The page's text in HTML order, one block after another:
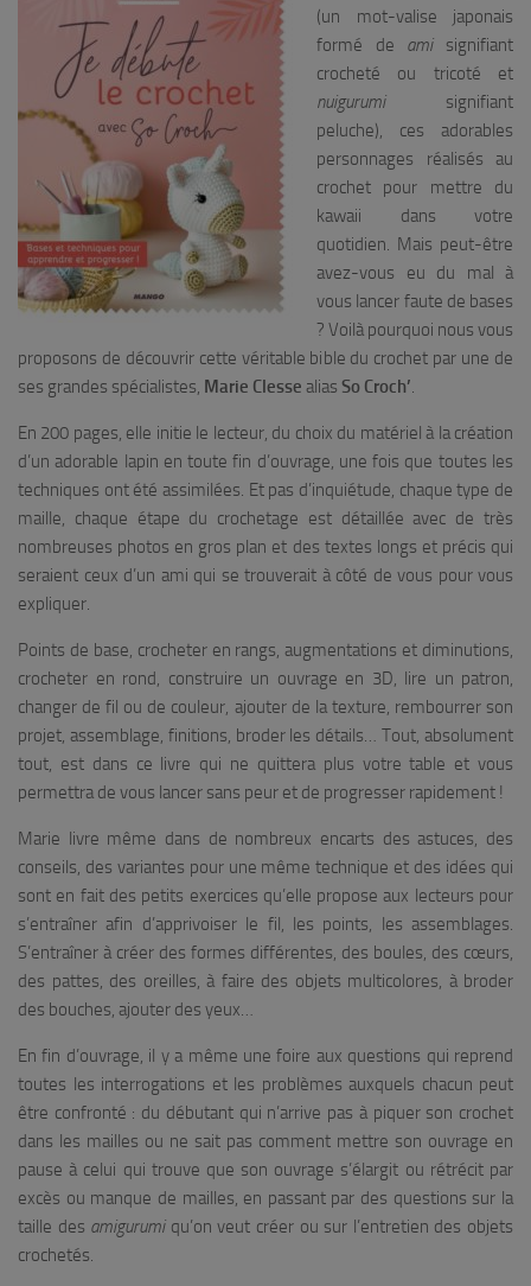
(un mot-valise japonais
formé de amisignifiant
crocheté ou tricoté et
nuigurumisignifiant
peluche), ces adorables
personnages réalisés au
crochet pour mettre du
kawaii dans votre
quotidien. Mais peut-être
avez-vous eu du mal à
vous lancer faute de bases
? Voilà pourquoi nous vous
proposons de découvrir cette véritable bible du crochet par une de
ses grandes spécialistes, Marie Clesse alias So Croch’.
En 200 pages, elle initie le lecteur, du choix du matériel à la création
d’un adorable lapin en toute fin d’ouvrage, une fois que toutes les
techniques ont été assimilées. Et pas d’inquiétude, chaque type de
maille, chaque étape du crochetage est détaillée avec de très
nombreuses photos en gros plan et des textes longs et précis qui
seraient ceux d’un ami qui se trouverait à côté de vous pour vous
expliquer.
Points de base, crocheter en rangs, augmentations et diminutions,
crocheter en rond, construire un ouvrage en 3D, lire un patron,
changer de fil ou de couleur, ajouter de la texture, rembourrer son
projet, assemblage, finitions, broder les détails… Tout, absolument
tout, est dans ce livre qui ne quittera plus votre table et vous
permettra de vous lancer sans peur et de progresser rapidement !
Marie livre même dans de nombreux encarts des astuces, des
conseils, des variantes pour une même technique et des idées qui
sont en fait des petits exercices qu’elle propose aux lecteurs pour
s’entraîner afin d’apprivoiser le fil, les points, les assemblages.
S’entraîner à créer des formes différentes, des boules, des cœurs,
des pattes, des oreilles, à faire des objets multicolores, à broder
des bouches, ajouter des yeux…
En fin d’ouvrage, il y a même une foire aux questions qui reprend
toutes les interrogations et les problèmes auxquels chacun peut
être confronté : du débutant qui n’arrive pas à piquer son crochet
dans les mailles ou ne sait pas comment mettre son ouvrage en
pause à celui qui trouve que son ouvrage s’élargit ou rétrécit par
excès ou manque de mailles, en passant par des questions sur la
taille des amigurumiqu’on veut créer ou sur l’entretien des objets
crochetés.